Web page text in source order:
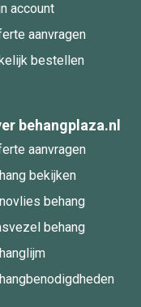
account
aanvragen
bestellen
behangplaza.nl
aanvragen
bekijken
behang
behang